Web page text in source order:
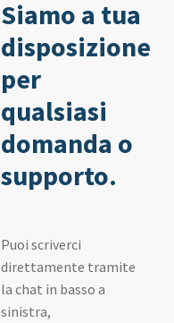
Siamo a tua
disposizione
per
qualsiasi
domanda o
supporto.
Puoi scriverci
direttamente tramite
la chat in basso a
sinistra,